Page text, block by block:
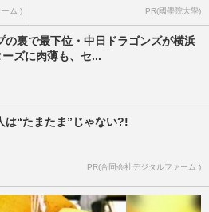
ーム ) PR(國學院大學)
の裏で最下位・中日ドラゴンズが横浜
ズに肉薄も、セ...
は“たまたま”じゃない?!
PR(合同会社デジタルファーム )